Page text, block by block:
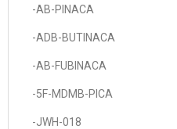
-AB-PINACA
-ADB-BUTINACA
-AB-FUBINACA
-5F-MDMB-PICA
-JWH-018